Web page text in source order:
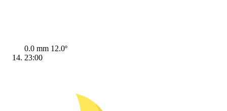
0.0 mm 12.0º
23:00